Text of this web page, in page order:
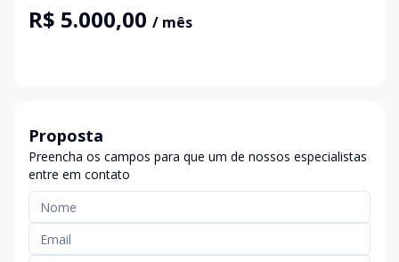
R$ 5.000,00 / mês
Proposta
Preencha os campos para que um de nossos especialistas
entre em contato